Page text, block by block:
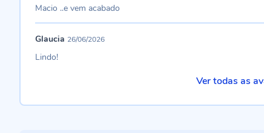
Macio ..e vem acabado
Glaucia 26/06/2026
Lindo!
Ver todas as